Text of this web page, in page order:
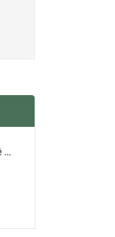
Set sâm nghệ mật ong Mama Chue 500g tặng hũ 200g